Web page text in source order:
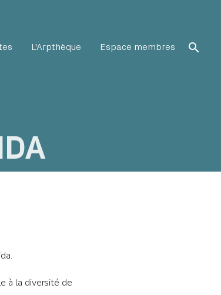
L'Arpthèque Espace membres search
à la diversité de